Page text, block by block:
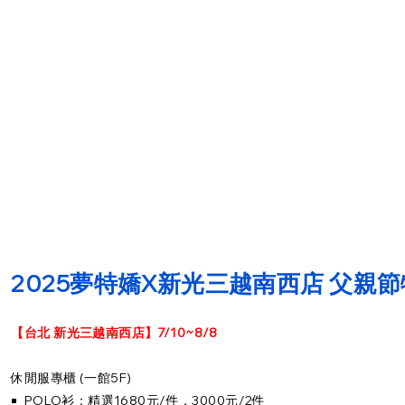
2025夢特嬌X新光三越南西店 父親
【台北 新光三越南西店】7/10~8/8
休閒服專櫃 (一館5F)
￭ POLO衫：精選1680元/件，3000元/2件